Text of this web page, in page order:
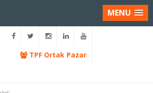
MENU
TPF Ortak Pazar